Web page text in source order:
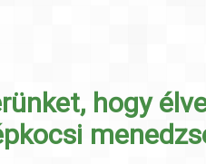
hogy